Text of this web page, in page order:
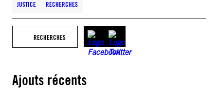
JUSTICE RECHERCHES
RECHERCHES
Ajouts récents